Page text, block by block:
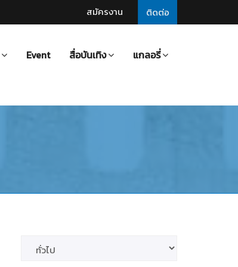
ติดต่อ
สมัครงาน
Event สื่อบันเทิง แกลอรี่